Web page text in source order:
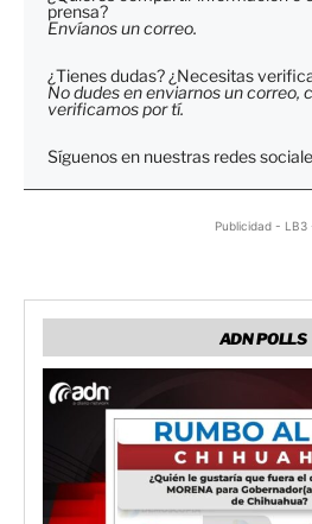
prensa?
Envíanos un correo.
¿Tienes dudas? ¿Necesitas
No dudes en enviarnos un correo,
verificamos por tí.
Síguenos en nuestras redes
Publicidad - LB3
ADN POLLS